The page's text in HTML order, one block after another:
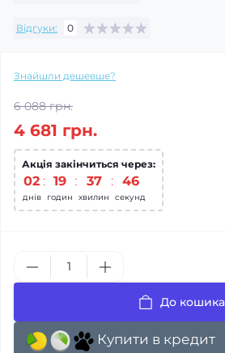
Відгуки: 0
Знайшли дешевше?
6 088 грн.
4 681 грн.
Акція закінчиться через:
02
днів
: 19
годин
: 37
хвилин
: 45
секунд
До кошика
Купити в кредит